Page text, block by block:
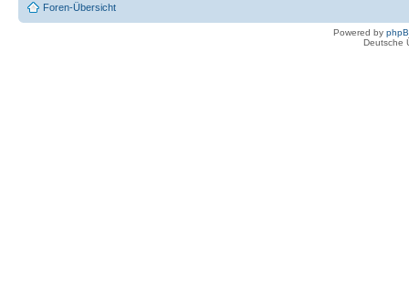
Foren-Übersicht
Powered by
Deutsche